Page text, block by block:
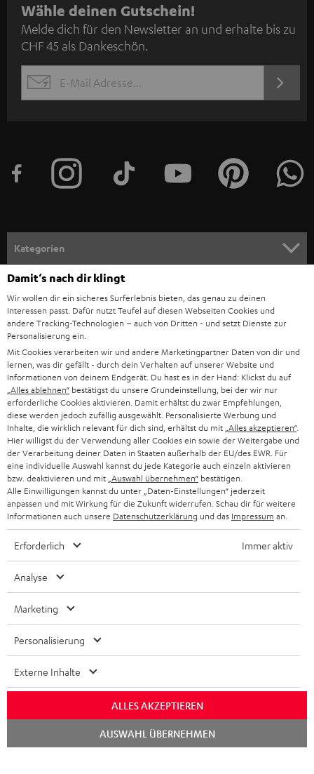
N
e
w
s
l
e
n
m
e
l
d
u
n
g
Wähle deinen Gutschein!
Melde dich für den Newsletter an und erhalte bis zu
CHF 45 als Dankeschön.
EMAIL
JETZT
Kategorien
HEIMKINO
HEIMKINO-KOMPLETTANLAGEN
SOUNDBARS
STEREO
SMART HOME
BLUETOOTH-LAUTSPRECHER
KOPFHÖRER
BLUETOOTH-KOPFHÖRER
STEREOANLAGEN
Unternehmen
SUPPORT
KARRIERE
PRESSE & MARKETING
GESCHÄFTSKUNDEN
PARTNERPROGRAMM
BLOG
NEWSLETTER
DEINE VORTEILE BEI TEUFEL
TEUFEL STORY
UNSER MANAGEMENT
NACHHALTIGKEIT
UNSERE WERTE
BILDUNGSRABATT
BARRIEREFREIHEIT
Teufel Onlineshops
DEUTSCHLAND
ÖSTERREICH
SCHWEIZ
NIEDERLANDE
FRANKREICH
SPANIEN
Technische Änderungen, Tippfehler und Irrtum vorbehalten. Das auf unseren
Fotos abgebildete Zubehör ist nicht im Lieferumfang enthalten. Etwaige
Entsorgungsgebühren für Batterien sind im Preis inbegriffen.
Impressum AGB Datenschutz Daten-Einstellungen
EU Data Act
Damit‘s nach dir klingt
Wir wollen dir ein sicheres Surferlebnis bieten, das genau zu deinen
Interessen passt. Dafür nutzt Teufel auf diesen Webseiten Cookies und
andere Tracking-Technologien – auch von Dritten - und setzt Dienste zur
Personalisierung ein.
Mit Cookies verarbeiten wir und andere Marketingpartner Daten von dir und
lernen, was dir gefällt - durch dein Verhalten auf unserer Website und
Informationen von deinem Endgerät. Du hast es in der Hand: Klickst du auf
„Alles ablehnen“ bestätigst du unsere Grundeinstellung, bei der wir nur
erforderliche Cookies aktivieren. Damit erhältst du zwar Empfehlungen,
diese werden jedoch zufällig ausgewählt. Personalisierte Werbung und
Inhalte, die wirklich relevant für dich sind, erhältst du mit „Alles akzeptieren“.
Hier willigst du der Verwendung aller Cookies ein sowie der Weitergabe und
der Verarbeitung deiner Daten in Staaten außerhalb der EU/des EWR. Für
eine individuelle Auswahl kannst du jede Kategorie auch einzeln aktivieren
bzw. deaktivieren und mit „Auswahl übernehmen“ bestätigen.
Alle Einwilligungen kannst du unter „Daten-Einstellungen“ jederzeit
anpassen und mit Wirkung für die Zukunft widerrufen. Schau dir für weitere
Informationen auch unsere Datenschutzerklärung und das Impressum an.
Erforderlich Immer aktiv
Analyse
Marketing
Personalisierung
Externe Inhalte
ALLES AKZEPTIEREN
AUSWAHL ÜBERNEHMEN